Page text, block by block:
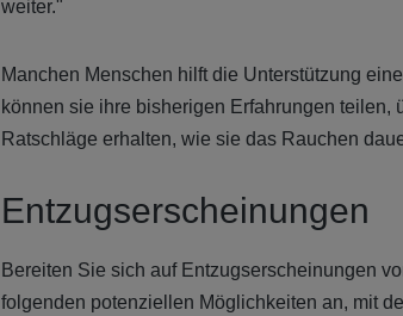
weiter."
Manchen Menschen hilft die Unterstützung
können sie ihre bisherigen Erfahrungen
Ratschläge erhalten, wie sie das Rauchen
Entzugserscheinungen
Bereiten Sie sich auf Entzugserscheinungen
folgenden potenziellen Möglichkeiten an, mit